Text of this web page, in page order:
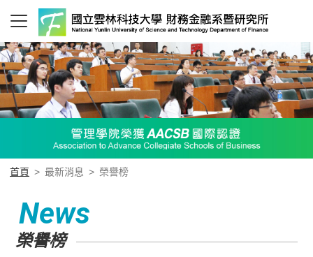
首頁 > 最新消息 > 榮譽榜
News
榮譽榜